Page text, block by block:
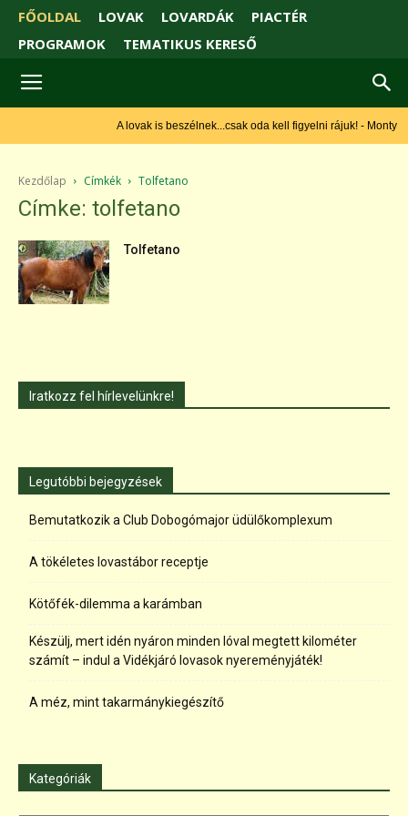
FŐOLDAL LOVAK LOVARDÁK
PIACTÉR
PROGRAMOK
TEMATIKUS KERESŐ
A lovak is beszélnek...csak oda kell figyelni rájuk! - Monty
Kezdőlap Címkék Tolfetano
Címke: tolfetano
Tolfetano
Iratkozz fel hírlevelünkre!
Legutóbbi bejegyzések
Bemutatkozik a Club Dobogómajor üdülőkomplexum
A tökéletes lovastábor receptje
Kötőfék-dilemma a karámban
Készülj, mert idén nyáron minden lóval megtett kilométer
számít – indul a Vidékjáró lovasok nyereményjáték!
A méz, mint takarmánykiegészítő
Kategóriák